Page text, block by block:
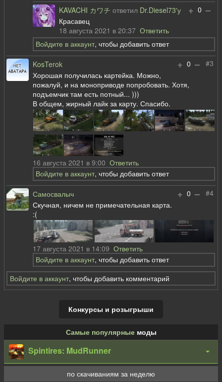
+ 0 –
KAVACHI カワチ ответил Dr.Diesel73'у
Красавец
18 августа 2021 в 20:37Ответить
Войдите в аккаунт, чтобы добавить ответ
#3
+ 0 –
KosTerok
Хорошая получилась картейка. Можно,
пожалуй, и на моноприводе попробовать. Хотя,
подъемчик там есть потный... )))
В общем, жирный лайк за карту. Спасибо.
16 августа 2021 в 9:00Ответить
Войдите в аккаунт, чтобы добавить ответ
#4
+ 0 –
Самосвалыч
Скучная, ничем не примечательная карта.
:(
17 августа 2021 в 14:09Ответить
Войдите в аккаунт, чтобы добавить ответ
Войдите в аккаунт, чтобы добавить комментарий
Конкурсы и розыгрыши
Самые популярныемоды
Spintires: MudRunner
по скачиваниям за неделю